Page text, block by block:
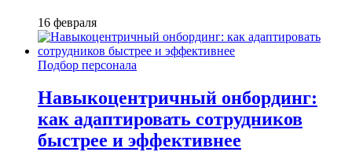
16 февраля
Подбор персонала
Навыкоцентричный онбординг:
как адаптировать сотрудников
быстрее и эффективнее